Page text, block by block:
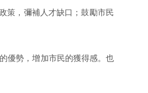
策，彌補人才缺口；鼓勵市民
優勢，增加市民的獲得感。也